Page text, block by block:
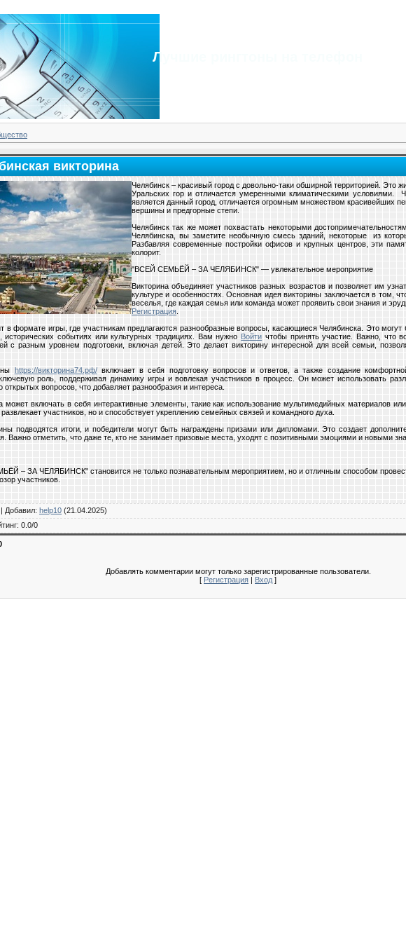
Лучшие рингтоны на телефон
викторина
Челябинск – красивый город с довольно-таки обширной территорией. Это
Уральских гор и отличается умеренными климатическими условиями.
является данный город, отличается огромным множеством красивейших
вершины и предгорные степи.
Челябинск так же может похвастать некоторыми
Челябинска, вы заметите необычную смесь зданий, некоторые из
Разбавляя современные постройки офисов и крупных центров, эти
колорит.
"ВСЕЙ СЕМЬЁЙ – ЗА ЧЕЛЯБИНСК" — увлекательное мероприятие
Викторина объединяет участников разных возрастов и позволяет им
культуре и особенностях. Основная идея викторины заключается в том,
веселья, где каждая семья или команда может проявить свои знания и
Регистрация
в формате игры, где участникам предлагаются разнообразные вопросы, касающиеся Челябинска. Это могут
исторических событиях или культурных традициях. Вам нужно Войти чтобы принять участие. Важно, что
с разным уровнем подготовки, включая детей. Это делает викторину интересной для всей семьи,
https://викторина74.рф/включает в себя подготовку вопросов и ответов, а также создание
роль, поддерживая динамику игры и вовлекая участников в процесс. Он может использовать
открытых вопросов, что добавляет разнообразия и интереса.
может включать в себя интерактивные элементы, такие как использование мультимедийных материалов
участников, но и способствует укреплению семейных связей и командного духа.
подводятся итоги, и победители могут быть награждены призами или дипломами. Это создает
Важно отметить, что даже те, кто не занимает призовые места, уходят с позитивными эмоциями и новыми
– ЗА ЧЕЛЯБИНСК" становится не только познавательным мероприятием, но и отличным способом
участников.
| Добавил: help10 (21.04.2025)
: 0.0/0
Добавлять комментарии могут только зарегистрированные пользователи.
[ Регистрация | Вход ]